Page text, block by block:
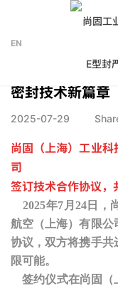
EN
尚固工业与成立
密封技术新篇章
2025-07-29
尚固（上海）工业科
司
签订技术合作协议，
2025年7月24日，
航空（上海）有限公
协议，双方将携手共
限可能。
签约仪式在尚固（